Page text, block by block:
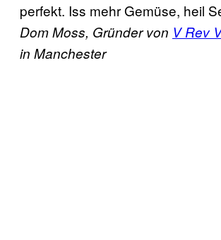
perfekt. Iss mehr Gemüse, heil
Dom Moss, Gründer von V Rev
in Manchester